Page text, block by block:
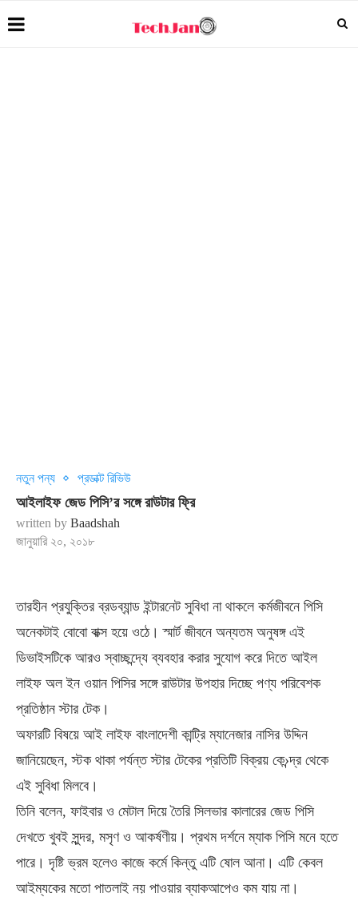
নতুন পন্য প্রডাক্ট রিভিউ
আইলাইফ জেড পিসি’র সঙ্গে রাউটার ফ্রি
written by Baadshah
জানুয়ারি ২০, ২০১৮
তারহীন প্রযুক্তির ব্রডব্যান্ড ইন্টারনেট সুবিধা না থাকলে কর্মজীবনে পিসি
অনেকটাই বোবো বাক্স হয়ে ওঠে। স্মার্ট জীবনে অন্যতম অনুষঙ্গ এই
ডিভাইসটিকে আরও স্বাচ্ছন্দ্যে ব্যবহার করার সুযোগ করে দিতে আইল
লাইফ অল ইন ওয়ান পিসির সঙ্গে রাউটার উপহার দিচ্ছে পণ্য পরিবেশক
প্রতিষ্ঠান স্টার টেক।
অফারটি বিষয়ে আই লাইফ বাংলাদেশী কান্ট্রি ম্যানেজার নাসির উদ্দিন
জানিয়েছেন, স্টক থাকা পর্যন্ত স্টার টেকের প্রতিটি বিক্রয় কে›ন্দ্র থেকে
এই সুবিধা মিলবে।
তিনি বলেন, ফাইবার ও মেটাল দিয়ে তৈরি সিলভার কালারের জেড পিসি
দেখতে খুবই সুন্দর, মসৃণ ও আকর্ষণীয়। প্রথম দর্শনে ম্যাক পিসি মনে হতে
পারে। দৃষ্টি ভ্রম হলেও কাজে কর্মে কিন্তু এটি ষোল আনা। এটি কেবল
আইম্যকের মতো পাতলাই নয় পাওয়ার ব্যাকআপেও কম যায় না।